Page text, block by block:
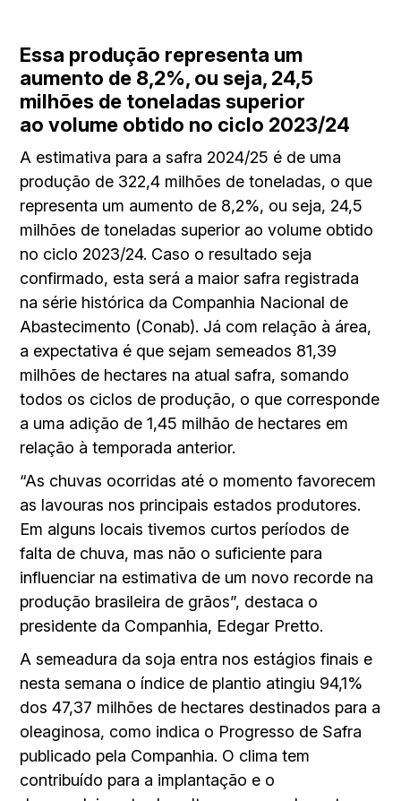
Essa produção representa um
aumento de 8,2%, ou seja, 24,5
milhões de toneladas superior
ao volume obtido no ciclo 2023/24
A estimativa para a safra 2024/25 é de uma
produção de 322,4 milhões de toneladas, o que
representa um aumento de 8,2%, ou seja, 24,5
milhões de toneladas superior ao volume obtido
no ciclo 2023/24. Caso o resultado seja
confirmado, esta será a maior safra registrada
na série histórica da Companhia Nacional de
Abastecimento (Conab). Já com relação à área,
a expectativa é que sejam semeados 81,39
milhões de hectares na atual safra, somando
todos os ciclos de produção, o que corresponde
a uma adição de 1,45 milhão de hectares em
relação à temporada anterior.
“As chuvas ocorridas até o momento favorecem
as lavouras nos principais estados produtores.
Em alguns locais tivemos curtos períodos de
falta de chuva, mas não o suficiente para
influenciar na estimativa de um novo recorde na
produção brasileira de grãos”, destaca o
presidente da Companhia, Edegar Pretto.
A semeadura da soja entra nos estágios finais e
nesta semana o índice de plantio atingiu 94,1%
dos 47,37 milhões de hectares destinados para a
oleaginosa, como indica o Progresso de Safra
publicado pela Companhia. O clima tem
contribuído para a implantação e o